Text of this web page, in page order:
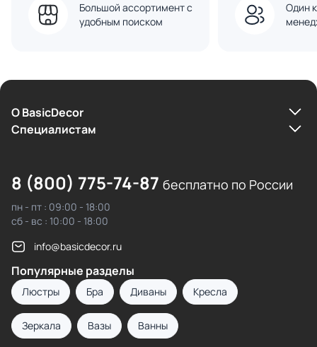
Большой ассортимент с
удобным поиском
Один
О BasicDecor
Cпециалистам
8 (800) 775-74-87 бесплатно по России
пн - пт : 09:00 - 18:00
сб - вс : 10:00 - 18:00
info@basicdecor.ru
Популярные разделы
Люстры Бра Диваны Кресла
Зеркала Вазы Ванны